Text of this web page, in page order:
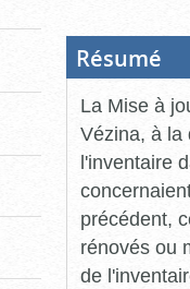
Résumé
La Mise à
Vézina, à la
l'inventaire
précédent,
rénovés ou
de